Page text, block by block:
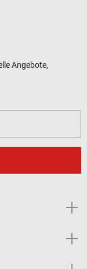
Angebote,